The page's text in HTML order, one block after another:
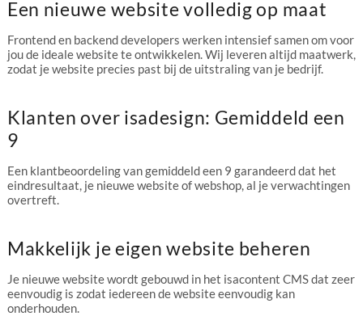
Een nieuwe website volledig op maat
Frontend en backend developers werken intensief samen om voor
jou de ideale website te ontwikkelen. Wij leveren altijd maatwerk,
zodat je website precies past bij de uitstraling van je bedrijf.
Klanten over isadesign: Gemiddeld een
9
Een klantbeoordeling van gemiddeld een 9 garandeerd dat het
eindresultaat, je nieuwe website of webshop, al je verwachtingen
overtreft.
Makkelijk je eigen website beheren
Je nieuwe website wordt gebouwd in het isacontent CMS dat zeer
eenvoudig is zodat iedereen de website eenvoudig kan
onderhouden.